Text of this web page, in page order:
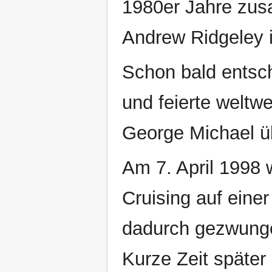
1980er Jahre
Andrew Ridgeley
Schon bald
und feierte
George Michael
Am 7. April 1998
Cruising auf
dadurch
Kurze Zeit